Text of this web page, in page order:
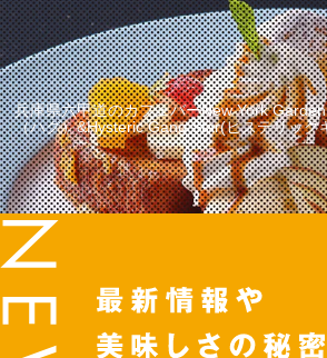
兵庫県六甲道のカフェバーNew York
（ハグ）&Hysteric Gang Star(ヒステリック